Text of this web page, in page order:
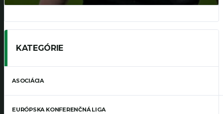
KATEGÓRIE
ASOCIÁCIA
EURÓPSKA KONFERENČNÁ LIGA